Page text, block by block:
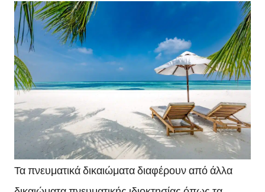
Τα πνευματικά δικαιώματα διαφέρουν από άλλα